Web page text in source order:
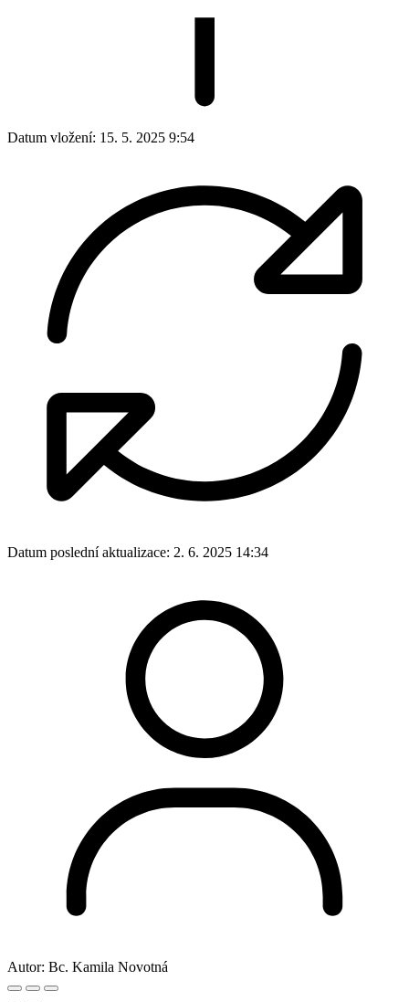
Datum vložení: 15. 5. 2025 9:54
Datum poslední aktualizace: 2. 6. 2025 14:34
Autor: Bc. Kamila Novotná